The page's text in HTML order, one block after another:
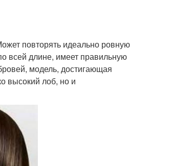
повторять идеально ровную
всей длине, имеет правильную
модель, достигающая
высокий лоб, но и